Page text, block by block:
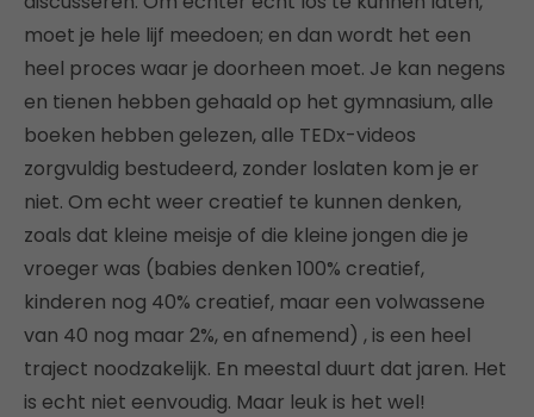
moet je hele lijf meedoen; en dan wordt het een
heel proces waar je doorheen moet. Je kan negens
en tienen hebben gehaald op het gymnasium, alle
boeken hebben gelezen, alle TEDx-videos
zorgvuldig bestudeerd, zonder loslaten kom je er
niet. Om echt weer creatief te kunnen denken,
zoals dat kleine meisje of die kleine jongen die je
vroeger was (babies denken 100% creatief,
kinderen nog 40% creatief, maar een volwassene
van 40 nog maar 2%, en afnemend) , is een heel
traject noodzakelijk. En meestal duurt dat jaren. Het
is echt niet eenvoudig. Maar leuk is het wel!